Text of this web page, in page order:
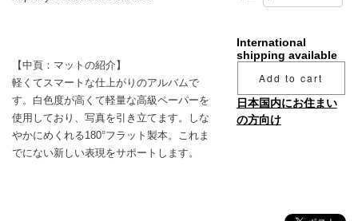
【中頁：マットの紹介】
軽くてスマートな仕上がりのアルバムで
す。白色度が高くて軽量な高級ペーパーを
使用しており、写真を引き立てます。しな
やかにめくれる180°フラット製本。これま
でにない新しい表現をサポートします。
International
shipping available
Add to cart
日本国内にお住まい
の方向け